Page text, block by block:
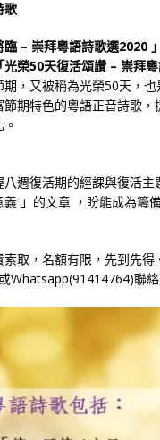
歌
臨 – 崇拜粵語詩歌選2020
「光榮50天復活頌讚 – 崇拜
，又被稱為光榮50天，
期特色的粵語正音詩歌
週復活期的經課與復活
」的文章 ，盼能成為籌
取，名額有限，先到先
Whatsapp(91414764)聯